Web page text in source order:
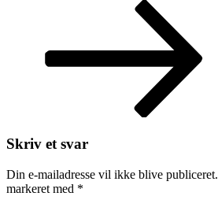
Skriv et svar
Din e-mailadresse vil ikke blive publiceret.
markeret med *